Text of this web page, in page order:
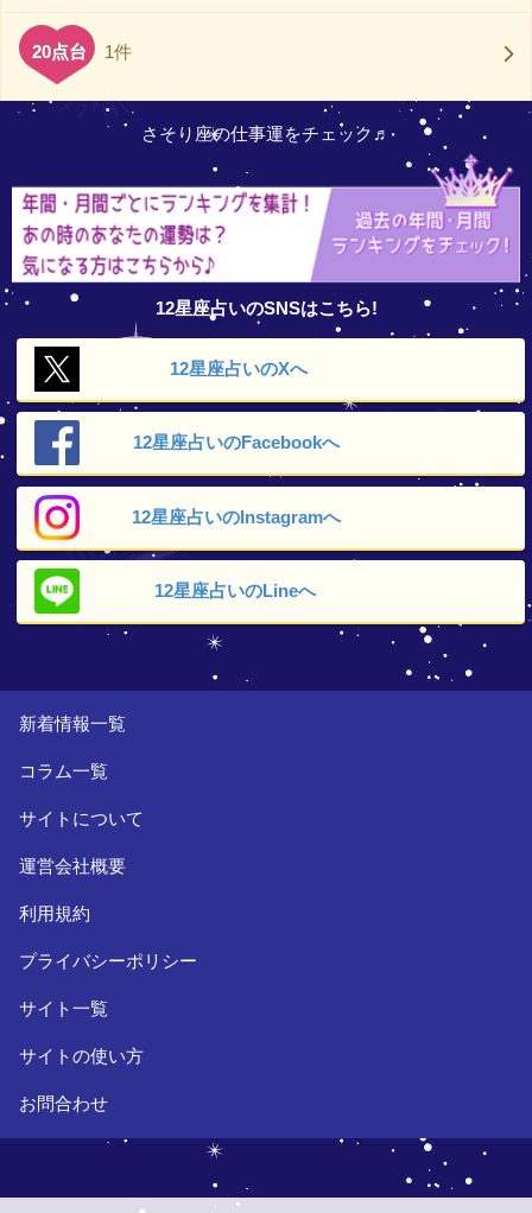
20点台 1件
さそり座の仕事運をチェック♬
12星座占いのSNSはこちら!
12星座占いのXへ
12星座占いのFacebookへ
12星座占いのInstagramへ
12星座占いのLineへ
新着情報一覧
コラム一覧
サイトについて
運営会社概要
利用規約
プライバシーポリシー
サイト一覧
サイトの使い方
お問合わせ